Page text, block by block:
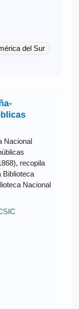
del Sur
Nacional
recopila
Biblioteca
Nacional